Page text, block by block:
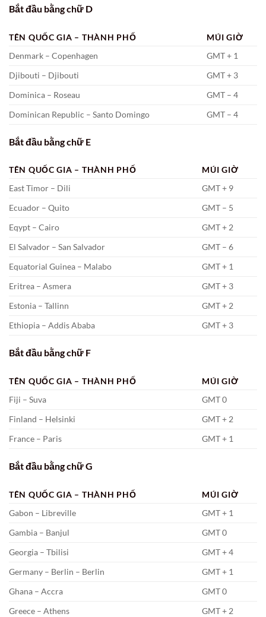
Bắt đầu bằng chữ D
TÊN QUỐC GIA – THÀNH PHỐ
MÚI GIỜ
Denmark – Copenhagen
GMT + 1
Djibouti – Djibouti
GMT + 3
Dominica – Roseau
GMT – 4
Dominican Republic – Santo Domingo
GMT – 4
Bắt đầu bằng chữ E
TÊN QUỐC GIA – THÀNH PHỐ
MÚI GIỜ
East Timor – Dili
GMT + 9
Ecuador – Quito
GMT – 5
Eqypt – Cairo
GMT + 2
El Salvador – San Salvador
GMT – 6
Equatorial Guinea – Malabo
GMT + 1
Eritrea – Asmera
GMT + 3
Estonia – Tallinn
GMT + 2
Ethiopia – Addis Ababa
GMT + 3
Bắt đầu bằng chữ F
TÊN QUỐC GIA – THÀNH PHỐ
MÚI GIỜ
Fiji – Suva
GMT 0
Finland – Helsinki
GMT + 2
France – Paris
GMT + 1
Bắt đầu bằng chữ G
TÊN QUỐC GIA – THÀNH PHỐ
MÚI GIỜ
Gabon – Libreville
GMT + 1
Gambia – Banjul
GMT 0
Georgia – Tbilisi
GMT + 4
Germany – Berlin – Berlin
GMT + 1
Ghana – Accra
GMT 0
Greece – Athens
GMT + 2